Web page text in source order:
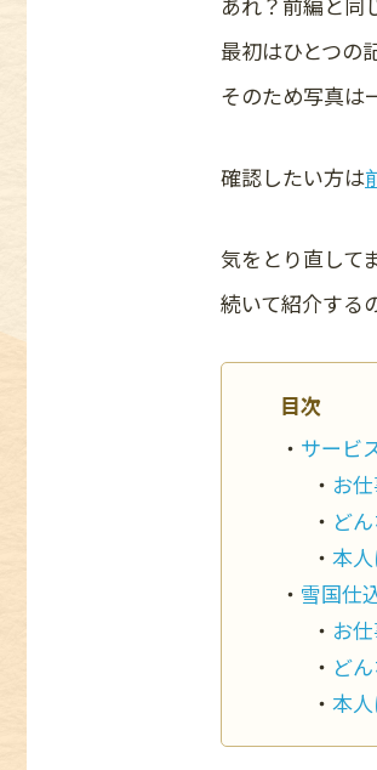
最初はひとつの
そのため写真は
確認したい方は
気をとり直して
続いて紹介する
目次
サービ
お
ど
本
雪国仕
お
ど
本